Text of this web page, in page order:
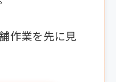
作業を先に見